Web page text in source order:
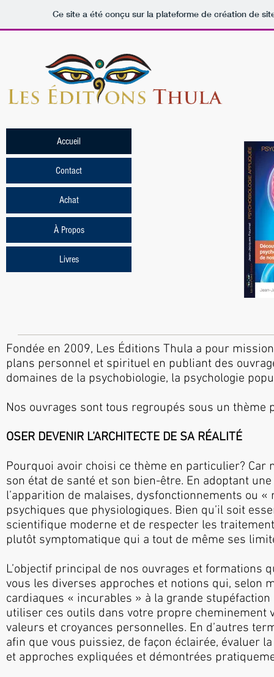
Ce site a été conçu sur la plateforme de création de
Accueil
Contact
Achat
À Propos
Livres
Fondée en 2009, Les Éditions Thula a pour
plans personnel et spirituel en publiant des
domaines de la psychobiologie, la psychologie
Nos ouvrages sont tous regroupés sous un thème
OSER DEVENIR L’ARCHITECTE DE SA RÉALITÉ
Pourquoi avoir choisi ce thème en particulier?
son état de santé et son bien-être. En adoptant
l’apparition de malaises, dysfonctionnements ou
psychiques que physiologiques. Bien qu’il soit
scientifique moderne et de respecter les
plutôt symptomatique qui a tout de même ses
L’objectif principal de nos ouvrages et formations
vous les diverses approches et notions qui, selon
cardiaques « incurables » à la grande
utiliser ces outils dans votre propre cheminement
valeurs et croyances personnelles. En d’autres
afin que vous puissiez, de façon éclairée, évaluer
et approches expliquées et démontrées